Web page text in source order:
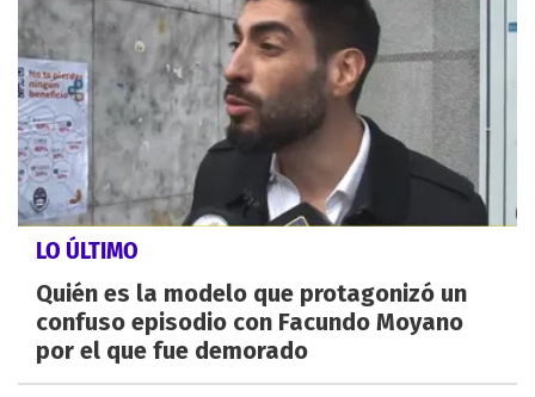
LO ÚLTIMO
Quién es la modelo que protagonizó un
confuso episodio con Facundo Moyano
por el que fue demorado